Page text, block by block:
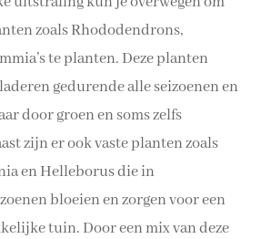
zoals Rhododendrons,
te planten. Deze planten
gedurende alle seizoenen en
door groen en soms zelfs
zijn er ook vaste planten zoals
en Helleborus die in
bloeien en zorgen voor een
tuin. Door een mix van deze